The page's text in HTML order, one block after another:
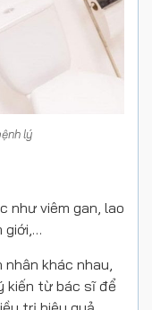
lý
như viêm gan, lao
giới,…
khác nhau,
kiến từ bác sĩ để